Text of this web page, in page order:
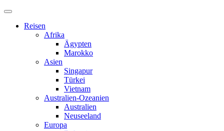
Reisen
Afrika
Ägypten
Marokko
Asien
Singapur
Türkei
Vietnam
Australien-Ozeanien
Australien
Neuseeland
Europa